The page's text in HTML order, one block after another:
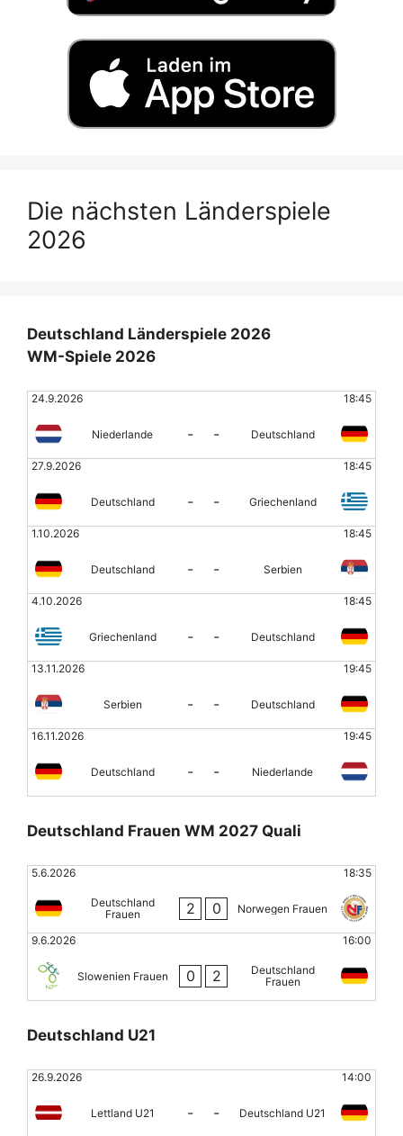
Die nächsten Länderspiele
2026
Deutschland Länderspiele 2026
WM-Spiele 2026
24.9.2026 18:45
Niederlande - - Deutschland
27.9.2026 18:45
Deutschland - - Griechenland
1.10.2026 18:45
Deutschland - - Serbien
4.10.2026 18:45
Griechenland - - Deutschland
13.11.2026 19:45
Serbien - - Deutschland
16.11.2026 19:45
Deutschland - - Niederlande
Deutschland Frauen WM 2027 Quali
5.6.2026 18:35
Deutschland
Frauen
2 0 Norwegen Frauen
9.6.2026 16:00
Slowenien Frauen 0 2
Deutschland
Frauen
Deutschland U21
26.9.2026 14:00
Lettland U21 - - Deutschland U21